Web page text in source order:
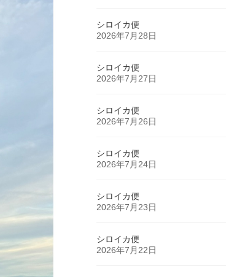
シロイカ便
2026年7月28日
シロイカ便
2026年7月27日
シロイカ便
2026年7月26日
シロイカ便
2026年7月24日
シロイカ便
2026年7月23日
シロイカ便
2026年7月22日